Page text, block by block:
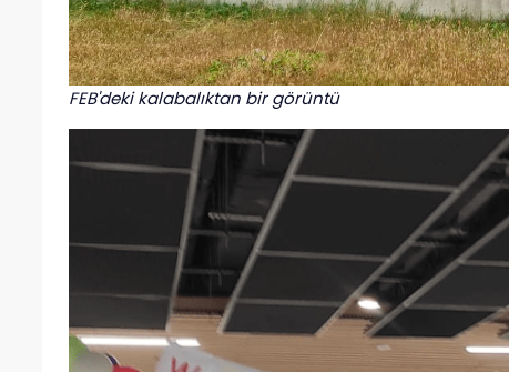
FEB'deki kalabalıktan bir görüntü